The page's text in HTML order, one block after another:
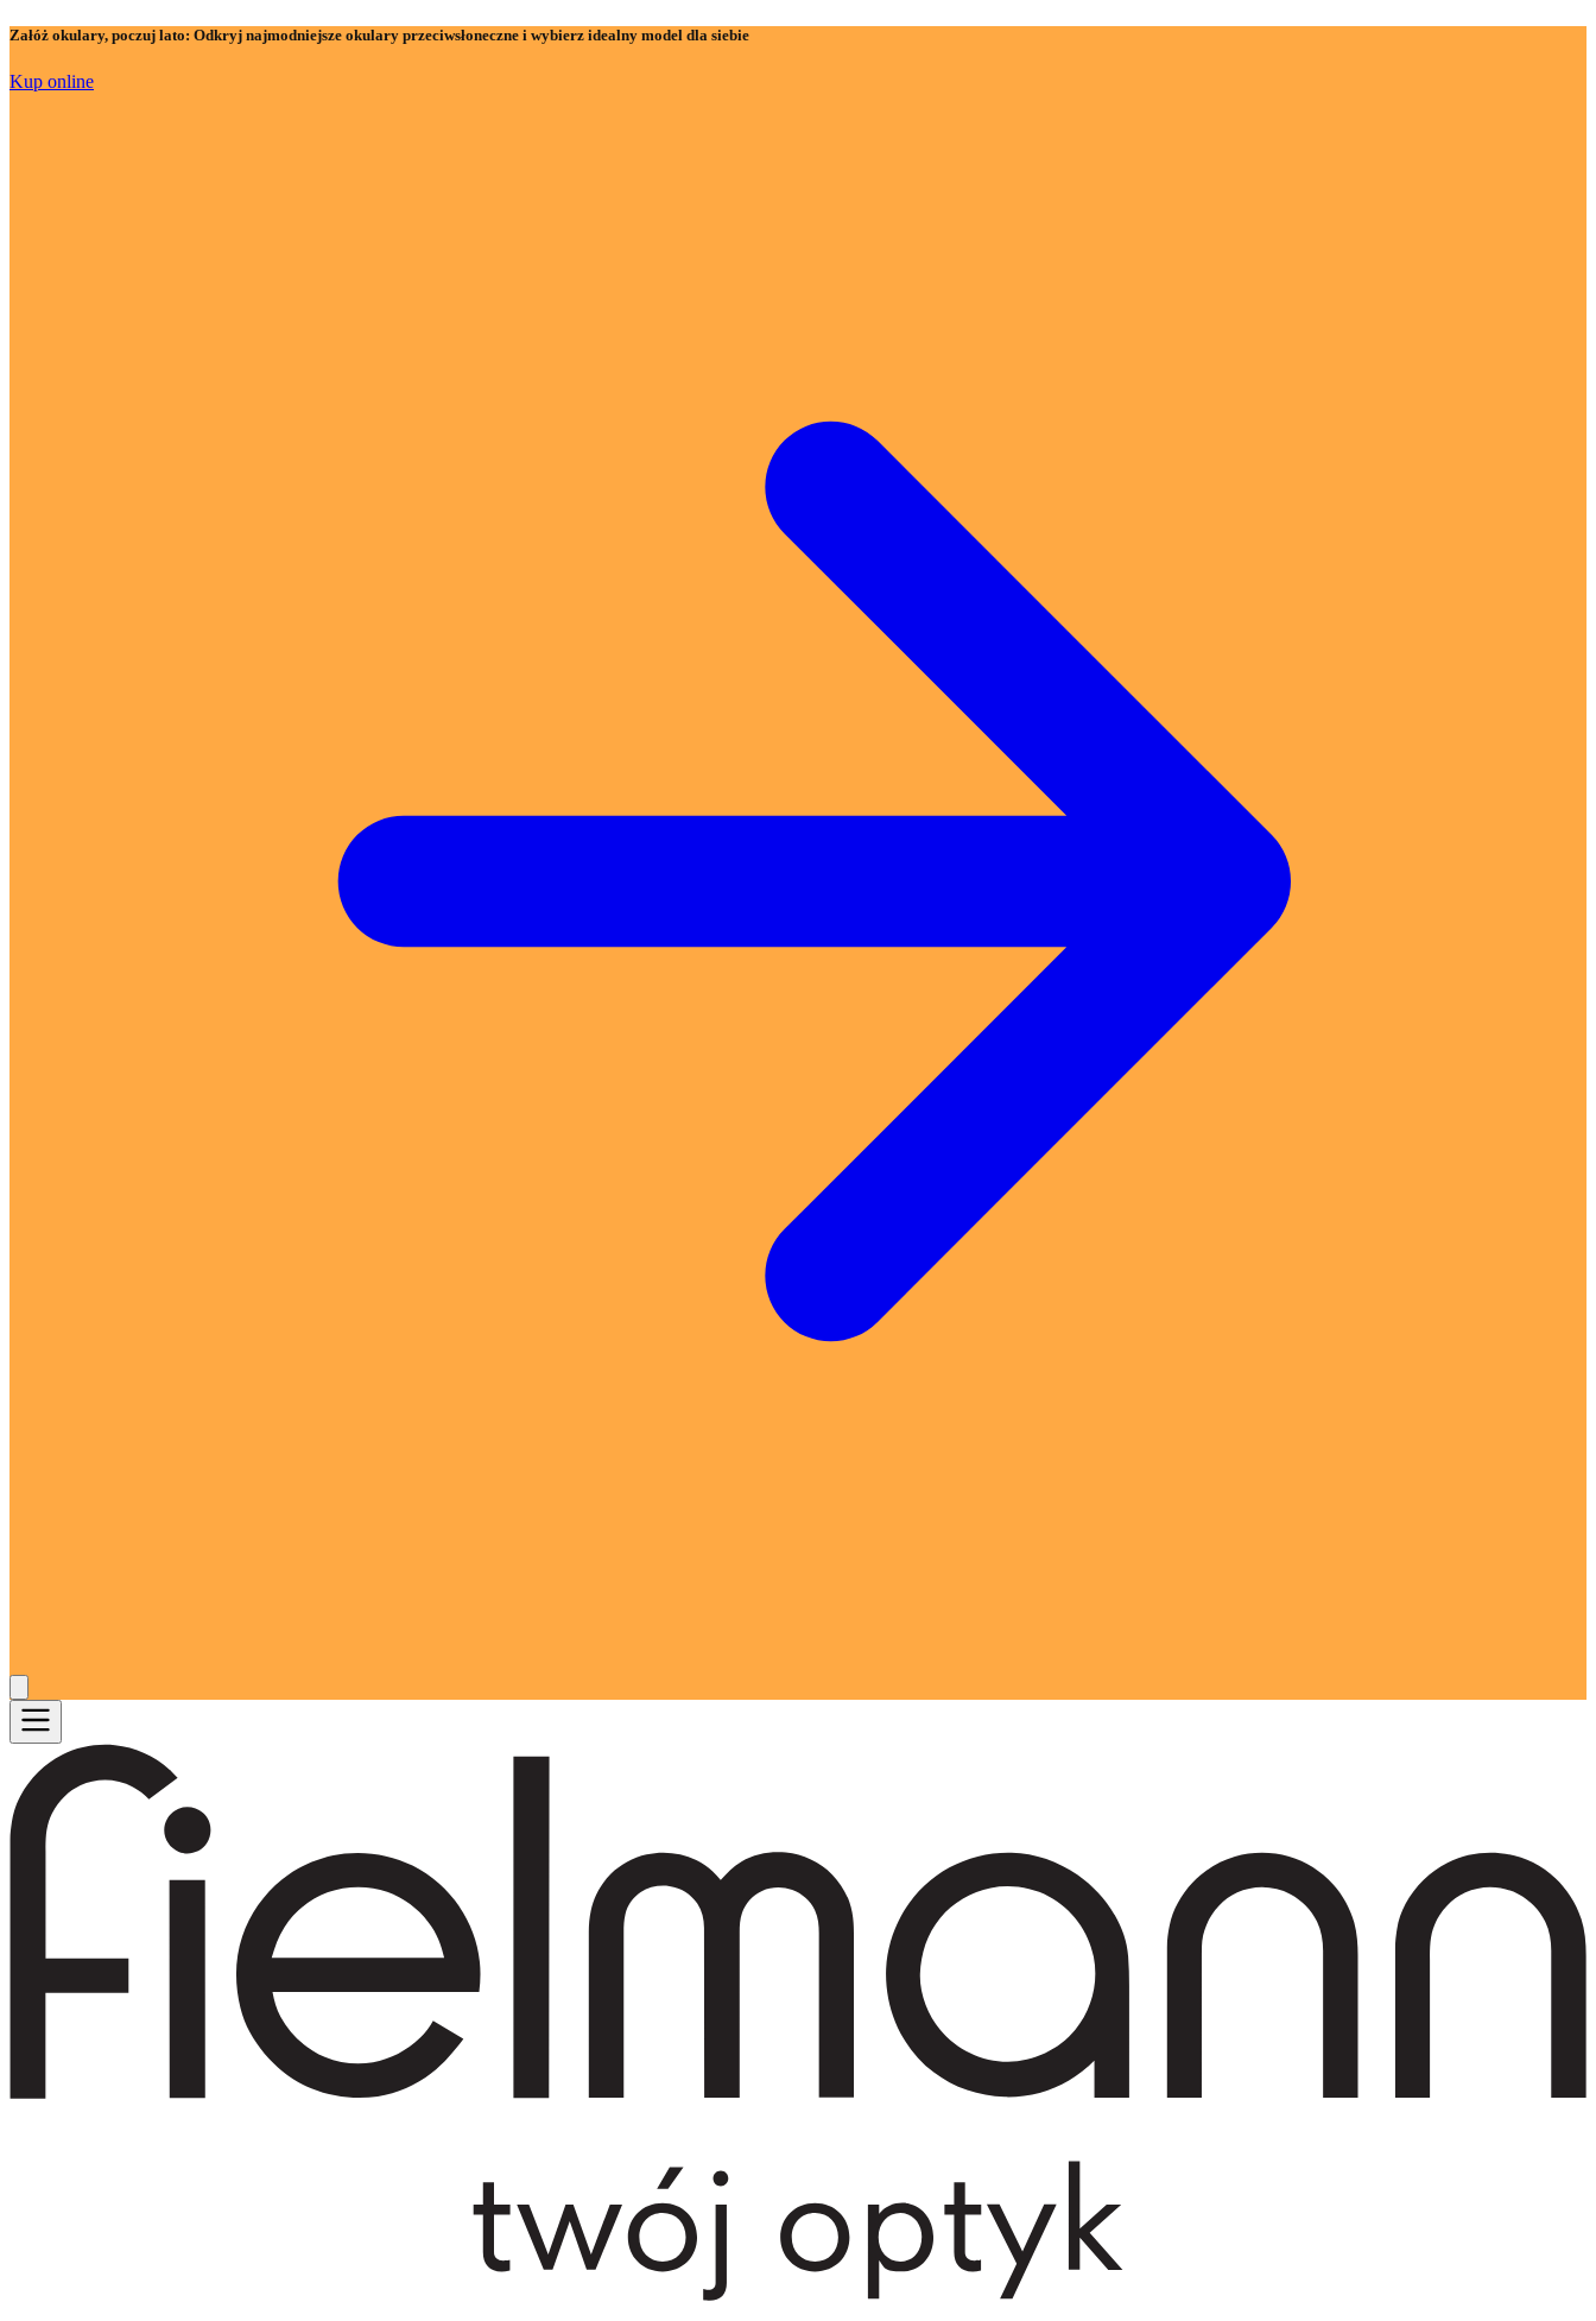
Załóż okulary, poczuj lato: Odkryj najmodniejsze okulary przeciwsłoneczne i wybierz idealny model dla siebie
Kup online